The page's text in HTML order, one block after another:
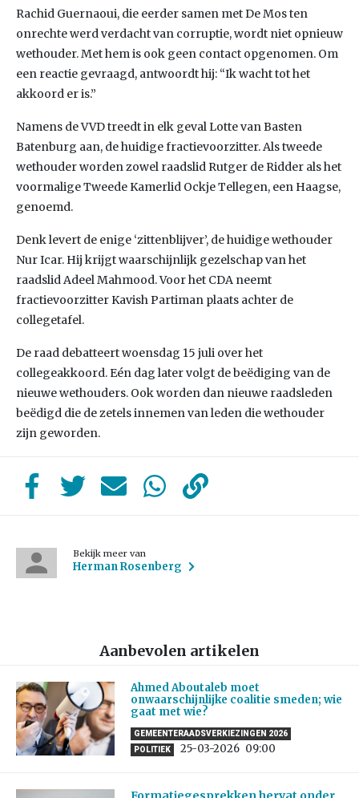
Rachid Guernaoui, die eerder samen met De Mos ten
onrechte werd verdacht van corruptie, wordt niet opnieuw
wethouder. Met hem is ook geen contact opgenomen. Om
een reactie gevraagd, antwoordt hij: “Ik wacht tot het
akkoord er is.”
Namens de VVD treedt in elk geval Lotte van Basten
Batenburg aan, de huidige fractievoorzitter. Als tweede
wethouder worden zowel raadslid Rutger de Ridder als het
voormalige Tweede Kamerlid Ockje Tellegen, een Haagse,
genoemd.
Denk levert de enige ‘zittenblijver’, de huidige wethouder
Nur Icar. Hij krijgt waarschijnlijk gezelschap van het
raadslid Adeel Mahmood. Voor het CDA neemt
fractievoorzitter Kavish Partiman plaats achter de
collegetafel.
De raad debatteert woensdag 15 juli over het
collegeakkoord. Eén dag later volgt de beëdiging van de
nieuwe wethouders. Ook worden dan nieuwe raadsleden
beëdigd die de zetels innemen van leden die wethouder
zijn geworden.
Bekijk meer van
Herman Rosenberg
Aanbevolen artikelen
Ahmed Aboutaleb moet
onwaarschijnlijke coalitie smeden; wie
gaat met wie?
GEMEENTERAADSVERKIEZINGEN 2026
POLITIEK
25-03-2026 09:00